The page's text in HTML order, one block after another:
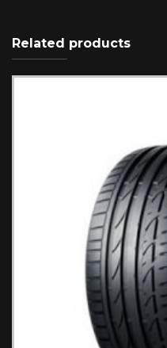
Related products